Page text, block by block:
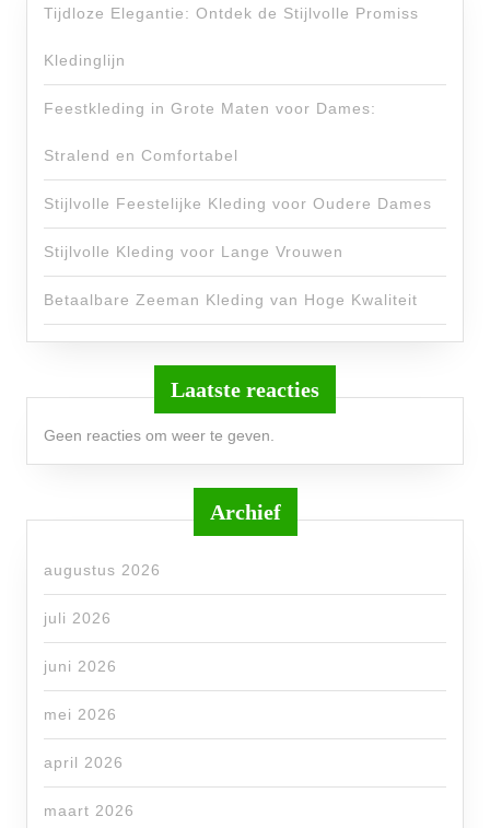
Tijdloze Elegantie: Ontdek de Stijlvolle Promiss
Kledinglijn
Feestkleding in Grote Maten voor Dames:
Stralend en Comfortabel
Stijlvolle Feestelijke Kleding voor Oudere Dames
Stijlvolle Kleding voor Lange Vrouwen
Betaalbare Zeeman Kleding van Hoge Kwaliteit
Laatste reacties
Geen reacties om weer te geven.
Archief
augustus 2026
juli 2026
juni 2026
mei 2026
april 2026
maart 2026